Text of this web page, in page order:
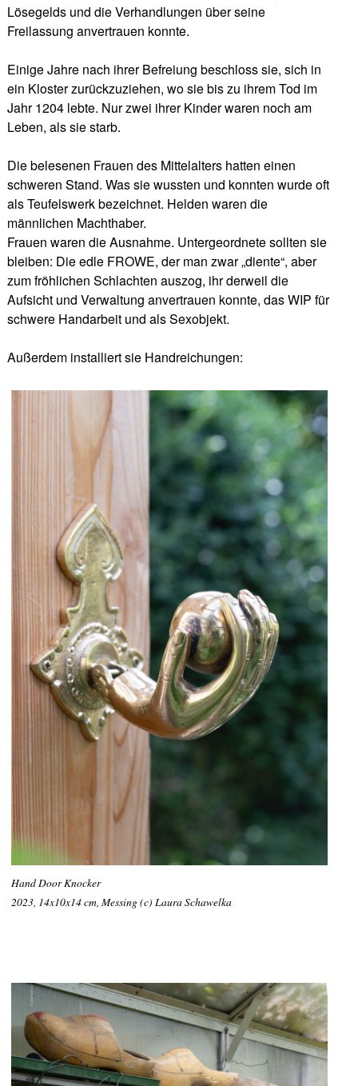
Lösegelds und die Verhandlungen über seine
Freilassung anvertrauen konnte.
Einige Jahre nach ihrer Befreiung beschloss sie, sich in
ein Kloster zurückzuziehen, wo sie bis zu ihrem Tod im
Jahr 1204 lebte. Nur zwei ihrer Kinder waren noch am
Leben, als sie starb.
Die belesenen Frauen des Mittelalters hatten einen
schweren Stand. Was sie wussten und konnten wurde oft
als Teufelswerk bezeichnet. Helden waren die
männlichen Machthaber.
Frauen waren die Ausnahme. Untergeordnete sollten sie
bleiben: Die edle FROWE, der man zwar „diente“, aber
zum fröhlichen Schlachten auszog, ihr derweil die
Aufsicht und Verwaltung anvertrauen konnte, das WIP für
schwere Handarbeit und als Sexobjekt.
Außerdem installiert sie Handreichungen:
Hand Door Knocker
2023, 14x10x14 cm, Messing (c) Laura Schawelka